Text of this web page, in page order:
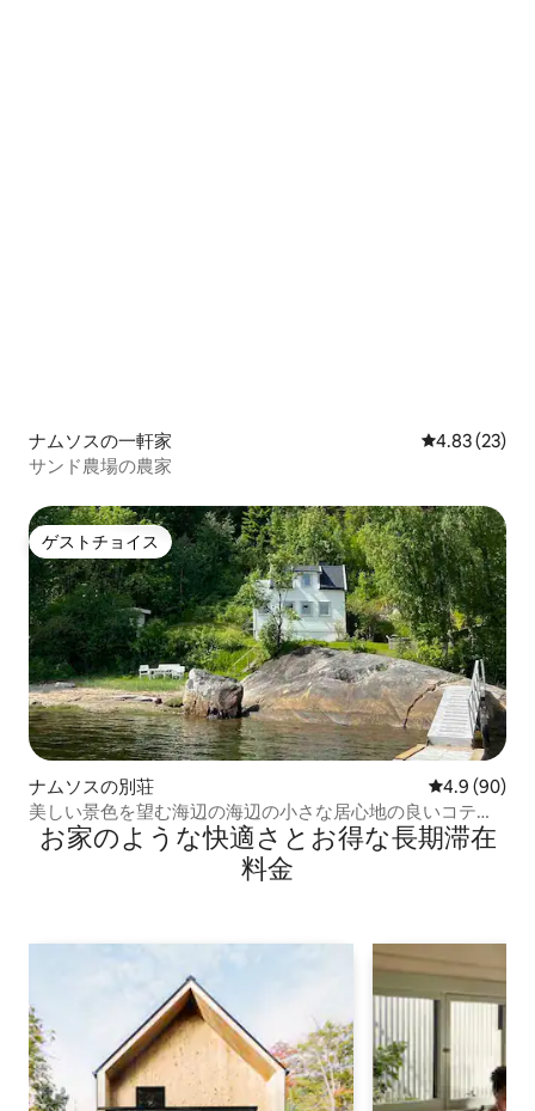
ナムソスの一軒家 レビュー23
4.83 (23)
サンド農場の農家
ゲストチョイス
ゲストチョイス
ナムソスの別荘 レビュー90
4.9 (90)
美しい景色を望む海辺の海辺の小さな居心地の良いコテー
ジ
お家のような快⁠適⁠さ⁠とお⁠得⁠な長⁠期⁠滞⁠在
料⁠金